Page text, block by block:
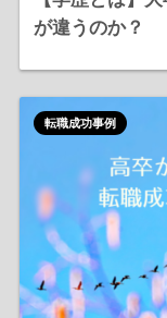
が違うのか？
転職成功事例